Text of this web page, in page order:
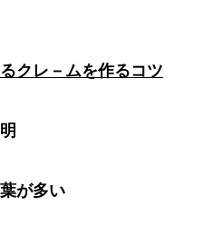
クレ－ムを作るコツ
が多い